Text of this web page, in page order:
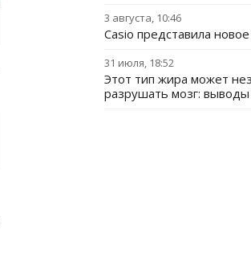
3 августа, 10:46
Casio представила
31 июля, 18:52
Этот тип жира может
разрушать мозг: выводы